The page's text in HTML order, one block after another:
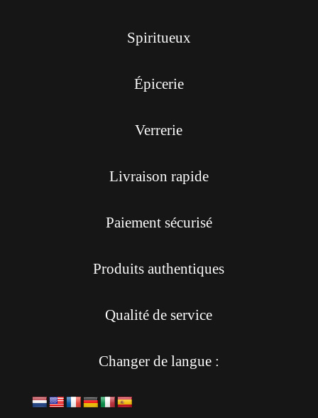
Spiritueux
Épicerie
Verrerie
Livraison rapide
Paiement sécurisé
Produits authentiques
Qualité de service
Changer de langue :